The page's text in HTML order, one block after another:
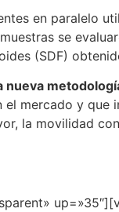
en paralelo
se
(SDF)
mercado y
la movilidad